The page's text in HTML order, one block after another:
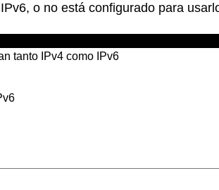
o no está configurado para
tanto IPv4 como IPv6